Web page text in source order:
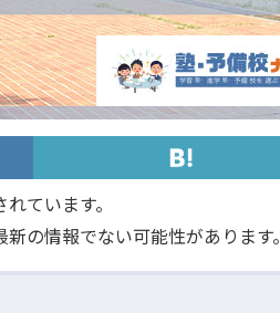
ています。
の情報でない可能性があります。